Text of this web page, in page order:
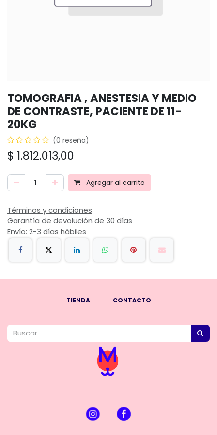
TOMOGRAFIA , ANESTESIA Y MEDIO
DE CONTRASTE, PACIENTE DE 11-
20KG
(0 reseña)
$ 1.812.013,00
Agregar al carrito
Términos y condiciones
Garantía de devolución de 30 días
Envío: 2-3 días hábiles
TIENDA CONTACTO